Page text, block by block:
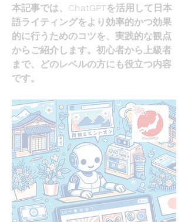
本記事では、 ChatGPTを活用して日本
語ライティングをより効率的かつ効果
的に行うためのコツを、実践的な観点
からご紹介します。初心者から上級者
まで、どのレベルの方にも役立つ内容
です。